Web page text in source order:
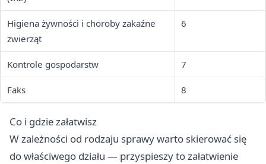
Higiena żywności i choroby zakaźne
zwierząt
6
Kontrole gospodarstw 7
Faks 8
Co i gdzie załatwisz
W zależności od rodzaju sprawy warto skierować się
do właściwego działu — przyspieszy to załatwienie